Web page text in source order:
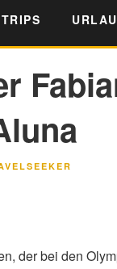
der bei den